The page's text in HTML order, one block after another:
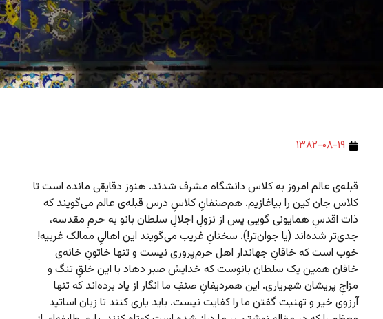
۱۳۸۲-۰۸-۱۹
قبله‌ی عالم امروز به کلاس دانشگاه مشرف شدند. هنوز دقایقی مانده است تا
کلاس جان کین را بیاغازیم. هم‌صنفانِ کلاسِ درس قبله‌ی عالم می‌گویند که
ذات اقدسِ همایونی گویی پس از نزولِ اجلالِ سلطان بانو به حرمِ مقدسه،
جدی‌تر شده‌اند (یا جوان‌تر!). سخنانِ غریب می‌گویند این اهالیِ ممالک غربیه!
خوب است که خاقانِ جهاندار اهل حرم‌پروری نیست و تنها خاتونِ خانه‌ی
خاقان همین یک سلطان بانوست که خدایش صبر دهاد با این خلقِ تنگ و
مزاجِ پریشان شهریاری. این همردیفانِ صنفِ ما انگار از یاد برده‌اند که تنها
آرزوی خیر و تهنیت گفتن ما را کفایت نیست. باید یاری کنند تا زبان اساتید